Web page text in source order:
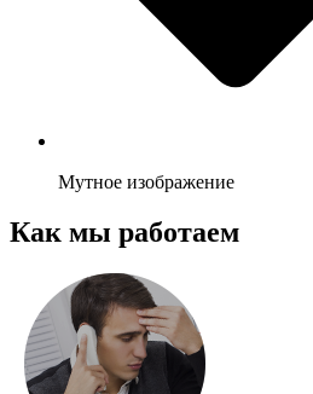
Мутное изображение
Как мы работаем